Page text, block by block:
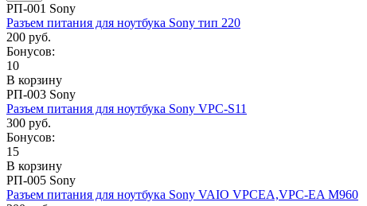
РП-001 Sony
Разъем питания для ноутбука Sony тип 220
200 руб.
Бонусов:
10
В корзину
РП-003 Sony
Разъем питания для ноутбука Sony VPC-S11
300 руб.
Бонусов:
15
В корзину
РП-005 Sony
Разъем питания для ноутбука Sony VAIO VPCEA,VPC-EA M960